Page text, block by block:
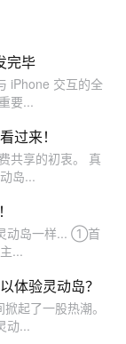
完毕
iPhone 交互的全
要...
过来！
共享的初衷。 真
岛...
动岛一样... ①首
...
体验灵动岛？
起了一股热潮。
动...